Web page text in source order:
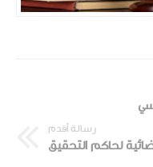
رسالة أقدم
لحاكم التحقيق